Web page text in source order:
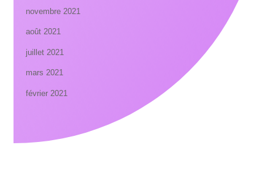
novembre 2021
août 2021
juillet 2021
mars 2021
février 2021